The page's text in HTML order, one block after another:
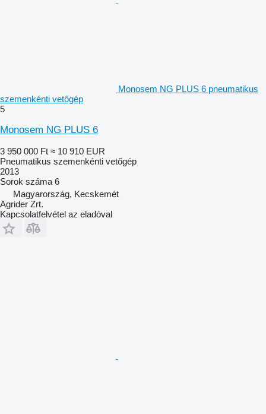
Monosem NG PLUS 6 pneumatikus
szemenkénti vetőgép
5
Monosem NG PLUS 6
3 950 000 Ft ≈ 10 910 EUR
Pneumatikus szemenkénti vetőgép
2013
Sorok száma 6
Magyarország, Kecskemét
Agrider Zrt.
Kapcsolatfelvétel az eladóval